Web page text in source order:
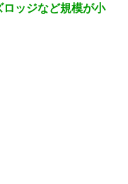
ッジなど規模が小